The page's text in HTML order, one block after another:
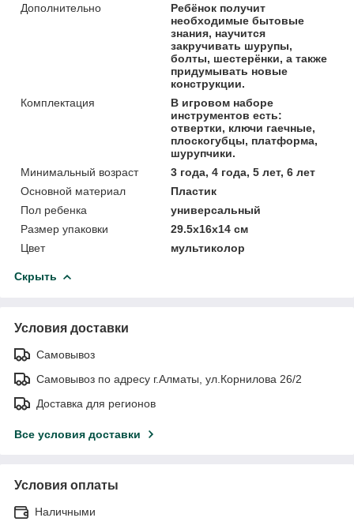
Дополнительно
Ребёнок получит
необходимые бытовые
знания, научится
закручивать шурупы,
болты, шестерёнки, а также
придумывать новые
конструкции.
Комплектация
В игровом наборе
инструментов есть:
отвертки, ключи гаечные,
плоскогубцы, платформа,
шурупчики.
Минимальный возраст
3 года, 4 года, 5 лет, 6 лет
Основной материал
Пластик
Пол ребенка
универсальный
Размер упаковки
29.5х16х14 см
Цвет
мультиколор
Скрыть
Условия доставки
Самовывоз
Самовывоз по адресу г.Алматы, ул.Корнилова 26/2
Доставка для регионов
Все условия доставки
Условия оплаты
Наличными